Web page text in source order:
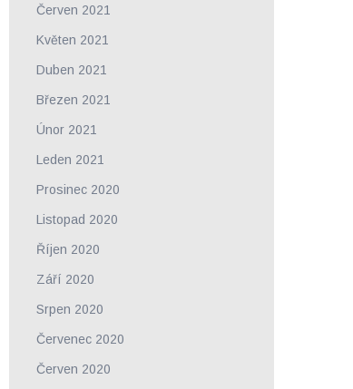
Červen 2021
Květen 2021
Duben 2021
Březen 2021
Únor 2021
Leden 2021
Prosinec 2020
Listopad 2020
Říjen 2020
Září 2020
Srpen 2020
Červenec 2020
Červen 2020